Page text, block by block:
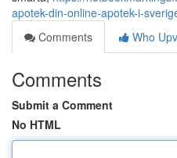
apotek-din-online-apotek-i-
Comments
Who
Comments
Submit a Comment
No HTML